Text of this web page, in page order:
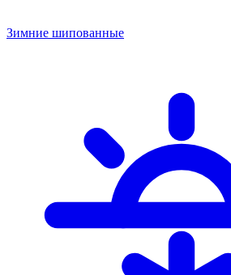
Зимние шипованные